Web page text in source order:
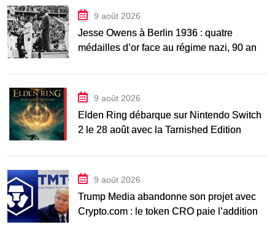
9 août 2026
Jesse Owens à Berlin 1936 : quatre
médailles d’or face au régime nazi, 90 ans
9 août 2026
Elden Ring débarque sur Nintendo Switch
2 le 28 août avec la Tarnished Edition
9 août 2026
Trump Media abandonne son projet avec
Crypto.com : le token CRO paie l’addition